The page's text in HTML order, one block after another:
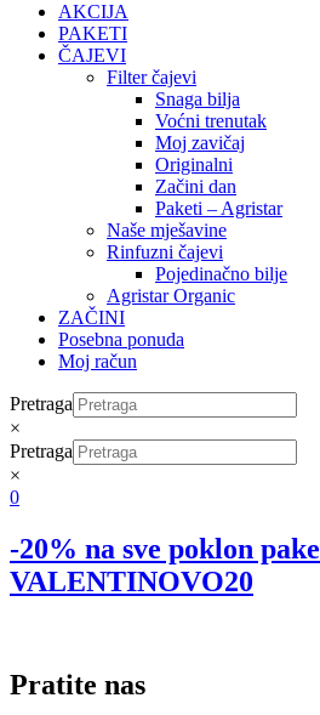
AKCIJA
PAKETI
ČAJEVI
Filter čajevi
Snaga bilja
Voćni trenutak
Moj zavičaj
Originalni
Začini dan
Paketi – Agristar
Naše mješavine
Rinfuzni čajevi
Pojedinačno bilje
Agristar Organic
ZAČINI
Posebna ponuda
Moj račun
Pretraga
×
Pretraga
×
0
-20% na sve poklon
VALENTINOVO20
Pratite nas